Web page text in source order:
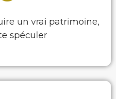
un vrai patrimoine,
spéculer